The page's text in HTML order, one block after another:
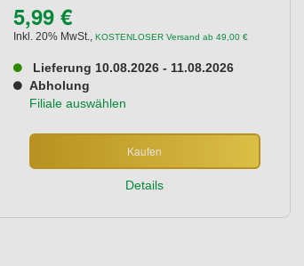
5,99 €
Inkl. 20% MwSt.,KOSTENLOSER Versand ab 49,00 €
Lieferung 10.08.2026 - 11.08.2026
Abholung
Filiale auswählen
Kaufen
Details